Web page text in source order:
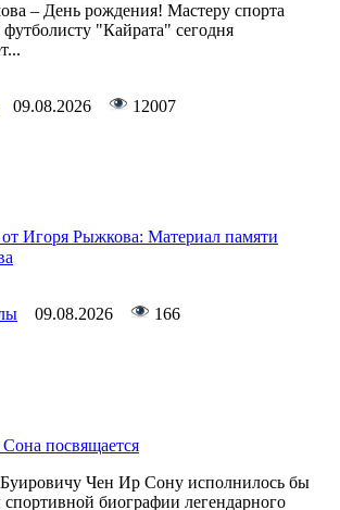
– День рождения! Мастеру спорта
"Кайрата" сегодня
09.08.2026 12007
Игоря Рыжкова: Материал памяти
09.08.2026 166
посвящается
Чен Ир Сону исполнилось бы
биографии легендарного